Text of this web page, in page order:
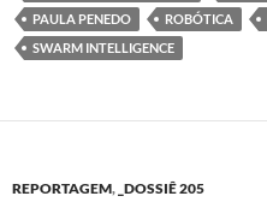
PAULA PENEDO
ROBÓTICA
SWARM INTELLIGENCE
REPORTAGEM, _DOSSIÊ 205